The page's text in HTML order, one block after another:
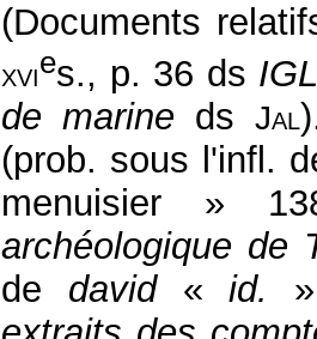
(Documents
xvies., p. 36 ds
de marine ds Jal
(prob. sous l'infl.
menuisier »
archéologique de
de david«id.